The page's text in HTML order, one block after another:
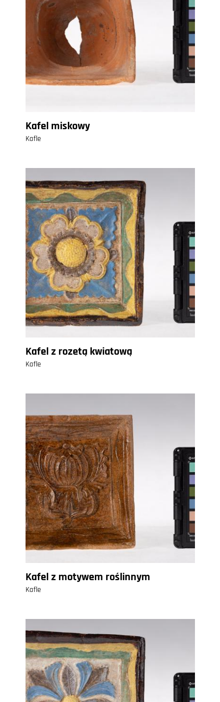
Kafel miskowy
Kafle
Kafel z rozetą kwiatową
Kafle
Kafel z motywem roślinnym
Kafle